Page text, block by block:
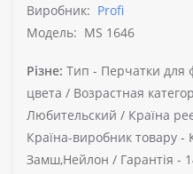
Виробник: Profi
Модель: MS 1646
Різне: Тип - Перчатки для
цвета / Возрастная
Любительский / Країна
Країна-виробник товару -
Замш,Нейлон / Гарантія -